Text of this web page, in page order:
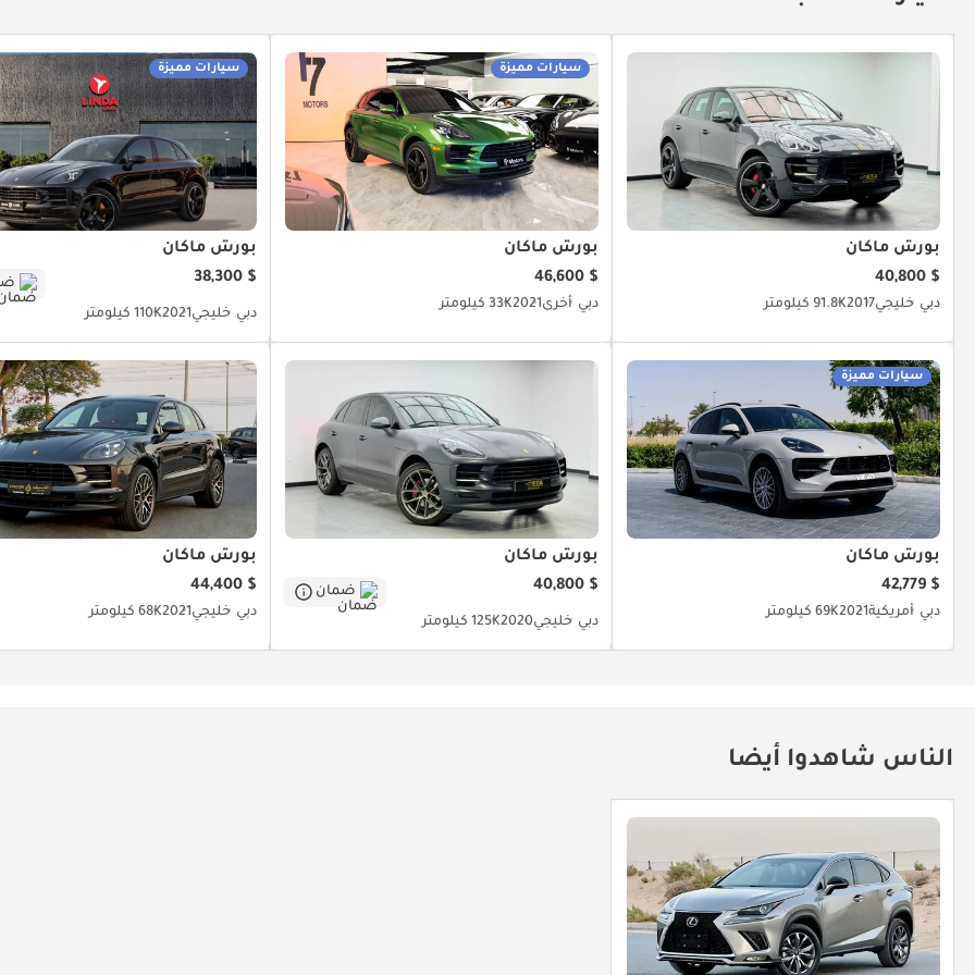
بورش ماكان
$ 40,800
دبي خليجي201791.8K كيلومتر
سيارات مميزة
بورش ماكان
$ 46,600
دبي أخرى202133K كيلومتر
سيارات مميزة
بورش ماكان
$ 38,300
دبي خليجي2021110K كيلومتر
سيارات مميزة
بورش ماكان
$ 42,779
دبي أمريكية202169K كيلومتر
بورش ماكان
$ 40,800
ضمان
دبي خليجي2020125K كيلومتر
بورش ماكان
$ 44,400
دبي خليجي202168K كيلومتر
الناس شاهدوا أيضا